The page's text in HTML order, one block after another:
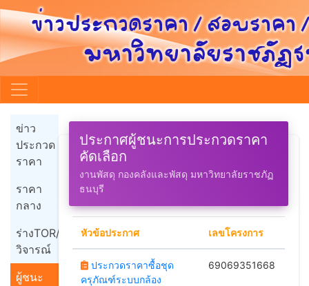
ข่าว
ประกวด
ราคา
ราคา
กลาง
ร่างTOR/
วิจารณ์
ผู้ชนะ
ประกาศผู้ชนะการประกวดราคา
คัดเลือก
งานพัสดุ กองคลังและพัสดุ มหาวิทยาลัยราชภัฏ
ธนบุรี
หัวข้อประกาศ เลขโครงการ
ประกวดราคาซื้อชุด
ครุภัณฑ์ระบบกล้อง
69069351668